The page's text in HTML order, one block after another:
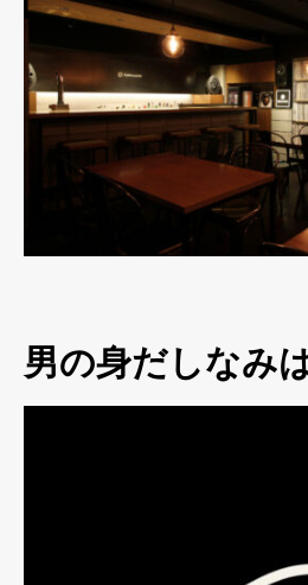
男の身だしなみ